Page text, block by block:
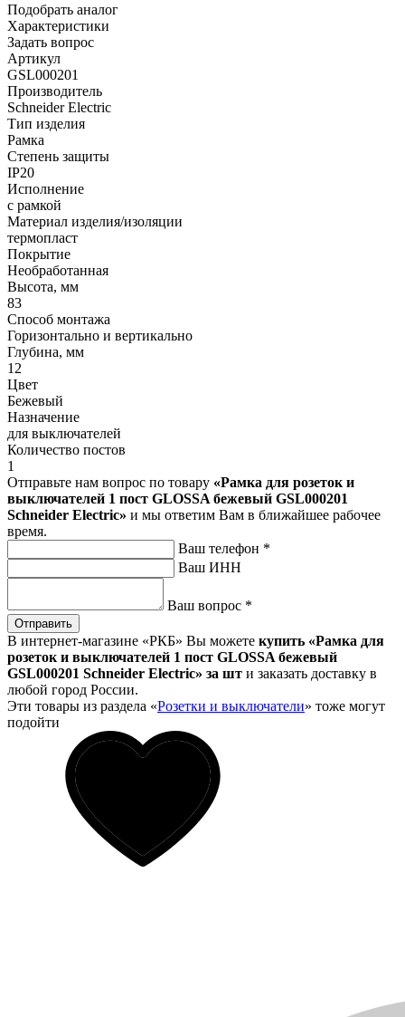
Подобрать аналог
Характеристики
Задать вопрос
Артикул
GSL000201
Производитель
Schneider Electric
Тип изделия
Рамка
Степень защиты
IP20
Исполнение
с рамкой
Материал изделия/изоляции
термопласт
Покрытие
Необработанная
Высота, мм
83
Способ монтажа
Горизонтально и вертикально
Глубина, мм
12
Цвет
Бежевый
Назначение
для выключателей
Количество постов
1
Отправьте нам вопрос по товару «Рамка для розеток и
выключателей 1 пост GLOSSA бежевый GSL000201
Schneider Electric» и мы ответим Вам в ближайшее рабочее
время.
Ваш телефон *
Ваш ИНН
Ваш вопрос *
Отправить
В интернет-магазине «РКБ» Вы можете купить «Рамка для
розеток и выключателей 1 пост GLOSSA бежевый
GSL000201 Schneider Electric» за шт и заказать доставку в
любой город России.
Эти товары из раздела «Розетки и выключатели» тоже могут
подойти